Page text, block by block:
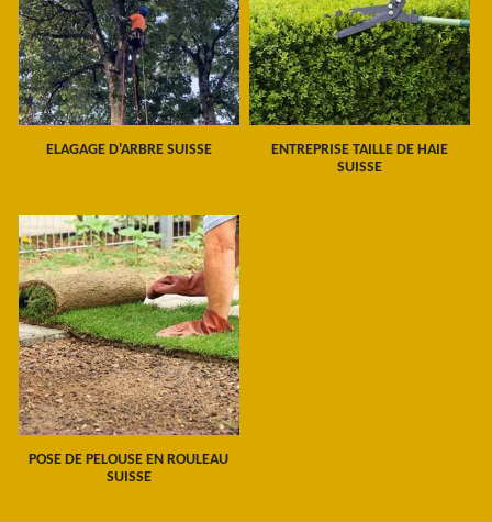
ELAGAGE D'ARBRE SUISSE
ENTREPRISE TAILLE DE HAIE
SUISSE
POSE DE PELOUSE EN ROULEAU
SUISSE